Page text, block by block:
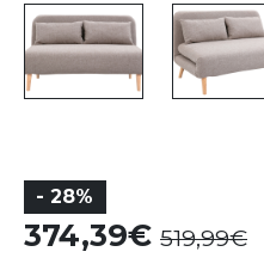
- 28%
374,39 519,99